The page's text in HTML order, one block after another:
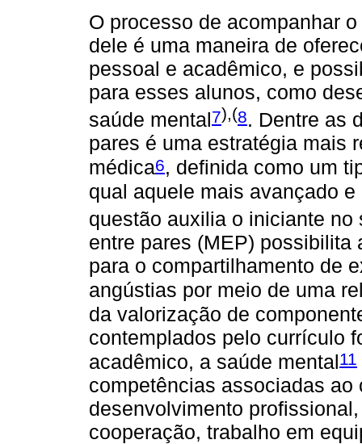
O processo de acompanhar
dele é uma maneira de
pessoal e acadêmico, e
para esses alunos, como
saúde mental7),(8. Dentre as
pares é uma estratégia mais
médica6, definida como um
qual aquele mais avançado
questão auxilia o iniciante
entre pares (MEP) possibilita
para o compartilhamento de
angústias por meio de uma
da valorização de
contemplados pelo currículo
acadêmico, a saúde mental11
competências associadas
desenvolvimento
cooperação, trabalho em